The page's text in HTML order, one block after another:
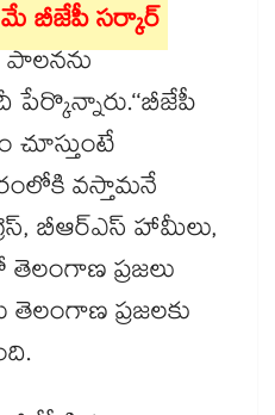
బీజేపీ సర్కార్‌‌‌‌
పాలనను
వస్తామనే
బీఆర్‌‌‌‌‌‌‌‌ఎస్ హామీలు,
ప్రజలు
ప్రజలకు